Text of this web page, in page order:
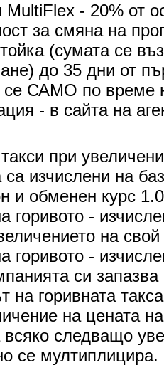
- 20% от
за смяна на
(сумата се
до 35 дни от
се САМО по време
- в сайта на
при
са изчислени на
и обменен курс
горивото -
на
горивото -
си
на горивната
на цената
следващо
се мултиплицира.